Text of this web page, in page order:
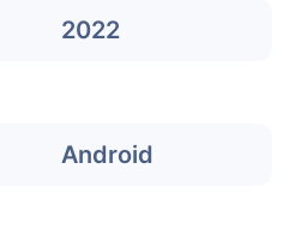
2022
Android